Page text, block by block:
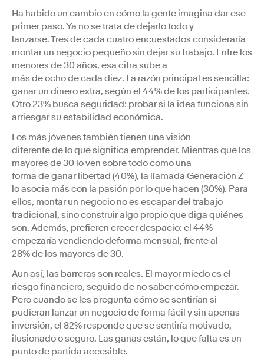
Ha habido un cambio en cómo la gente imagina dar ese
primer paso. Ya no se trata de dejarlo todo y
lanzarse. Tres de cada cuatro encuestados consideraría
montar un negocio pequeño sin dejar su trabajo. Entre los
menores de 30 años, esa cifra sube a
más de ocho de cada diez. La razón principal es sencilla:
ganar un dinero extra, según el 44% de los participantes.
Otro 23% busca seguridad: probar si la idea funciona sin
arriesgar su estabilidad económica.
Los más jóvenes también tienen una visión
diferente de lo que significa emprender. Mientras que los
mayores de 30 lo ven sobre todo como una
forma de ganar libertad (40%), la llamada Generación Z
lo asocia más con la pasión por lo que hacen (30%). Para
ellos, montar un negocio no es escapar del trabajo
tradicional, sino construir algo propio que diga quiénes
son. Además, prefieren crecer despacio: el 44%
empezaría vendiendo deforma mensual, frente al
28% de los mayores de 30.
Aun así, las barreras son reales. El mayor miedo es el
riesgo financiero, seguido de no saber cómo empezar.
Pero cuando se les pregunta cómo se sentirían si
pudieran lanzar un negocio de forma fácil y sin apenas
inversión, el 82% responde que se sentiría motivado,
ilusionado o seguro. Las ganas están, lo que falta es un
punto de partida accesible.